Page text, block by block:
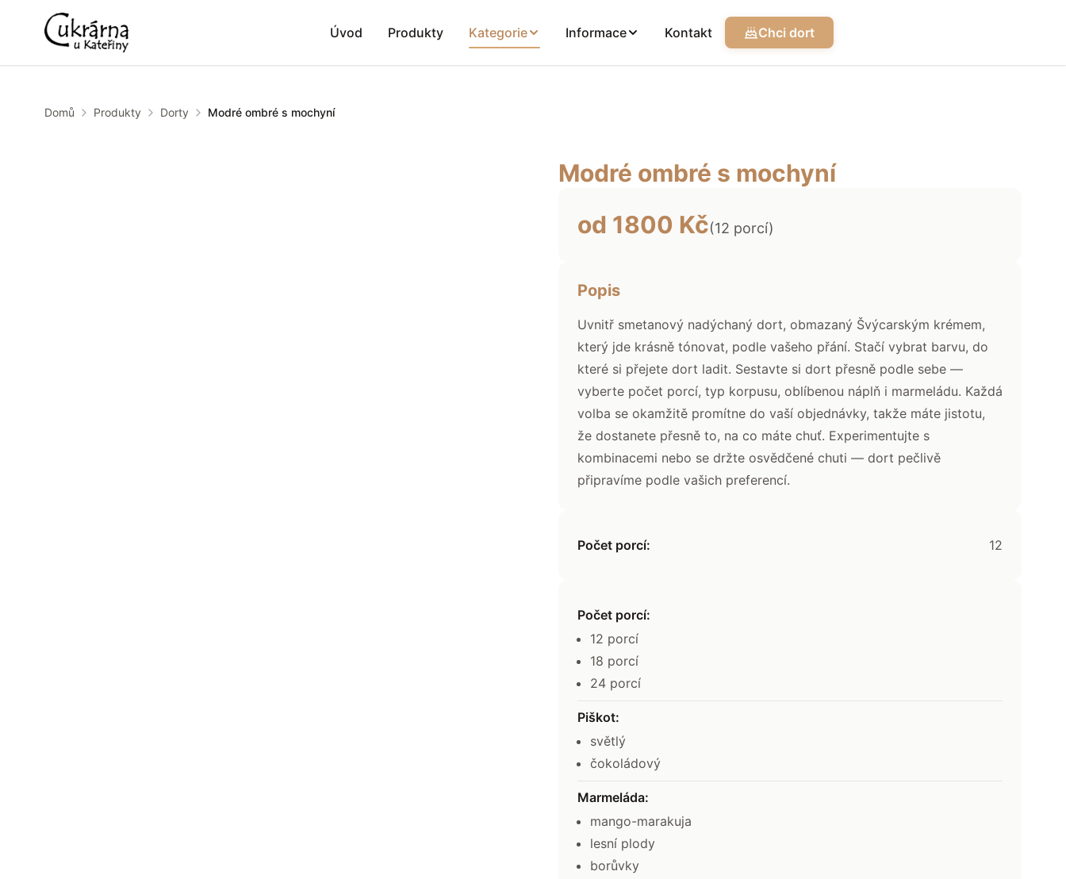
Úvod Produkty Kategorie Informace Kontakt Chci dort
Domů Produkty Dorty Modré ombré s mochyní
Modré ombré s mochyní
od 1800 Kč(12 porcí)
Popis
Uvnitř smetanový nadýchaný dort, obmazaný Švýcarským krémem,
který jde krásně tónovat, podle vašeho přání. Stačí vybrat barvu, do
které si přejete dort ladit. Sestavte si dort přesně podle sebe —
vyberte počet porcí, typ korpusu, oblíbenou náplň i marmeládu. Každá
volba se okamžitě promítne do vaší objednávky, takže máte jistotu,
že dostanete přesně to, na co máte chuť. Experimentujte s
kombinacemi nebo se držte osvědčené chuti — dort pečlivě
připravíme podle vašich preferencí.
Počet porcí: 12
Počet porcí:
12 porcí
18 porcí
24 porcí
Piškot:
světlý
čokoládový
Marmeláda:
mango-marakuja
lesní plody
borůvky